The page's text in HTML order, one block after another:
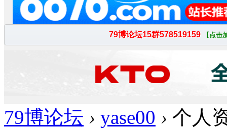
79博论坛 › yase00 › 个人